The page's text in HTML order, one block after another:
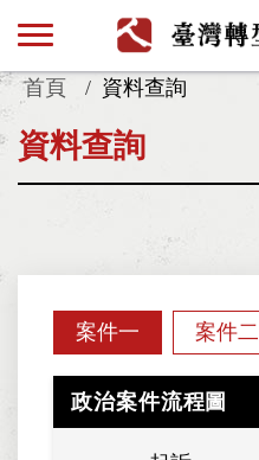
首頁 資料查詢
資料查詢
案件一 案件二
政治案件流程圖